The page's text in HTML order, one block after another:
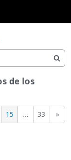
de los
15 … 33 »